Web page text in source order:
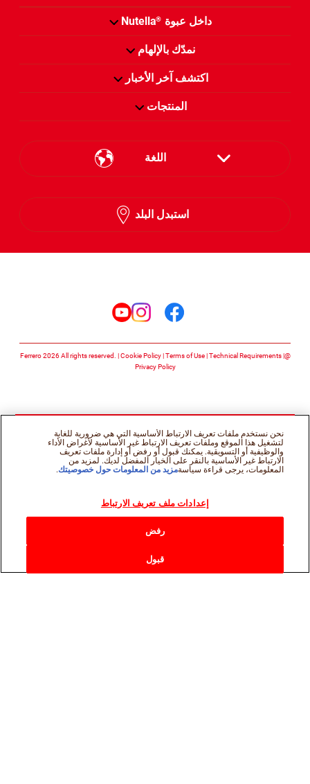
داخل عبوة ®
Nutella
نمدّك بالإلهام
اكتشف آخر الأخبار
المنتجات
اللغة
English
استبدل البلد
@Ferrero 2026 All rights reserved.
Cookie Policy Terms of Use Technical Requirements
Privacy Policy
نحن نستخدم ملفات تعريف الارتباط الأساسية التي هي ضرورية للغاية
لتشغيل هذا الموقع وملفات تعريف الارتباط غير الأساسية لأغراض الأداء
والوظيفية أو التسويقية. يمكنك قبول أو رفض أو إدارة ملفات تعريف
الارتباط غير الأساسية بالنقر على الخيار المفضل لديك. لمزيد من
المعلومات، يرجى قراءة سياسةمزيد من المعلومات حول خصوصيتك.
إعدادات ملف تعريف الارتباط
رفض
قبول